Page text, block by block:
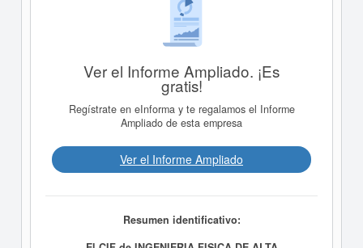
Ver el Informe Ampliado. ¡Es
gratis!
Regístrate en eInforma y te regalamos el Informe
Ampliado de esta empresa
Ver el Informe Ampliado
Resumen identificativo: